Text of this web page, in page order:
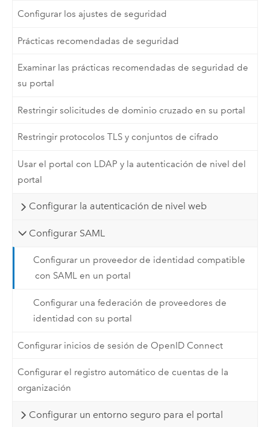
Configurar los ajustes de seguridad
Prácticas recomendadas de seguridad
Examinar las prácticas recomendadas de seguridad de
su portal
Restringir solicitudes de dominio cruzado en su portal
Restringir protocolos TLS y conjuntos de cifrado
Usar el portal con LDAP y la autenticación de nivel del
portal
Configurar la autenticación de nivel web
Configurar SAML
Configurar un proveedor de identidad compatible
con SAML en un portal
Configurar una federación de proveedores de
identidad con su portal
Configurar inicios de sesión de OpenID Connect
Configurar el registro automático de cuentas de la
organización
Configurar un entorno seguro para el portal